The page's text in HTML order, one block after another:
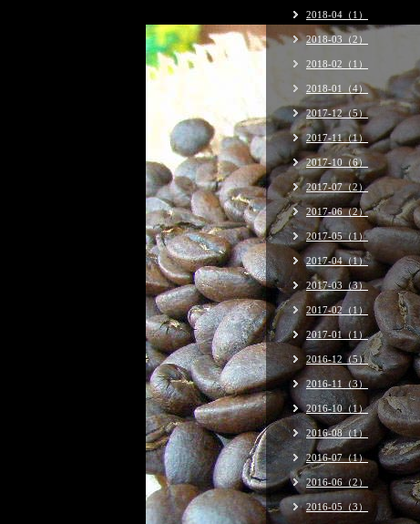
2018-04（1）
2018-03（2）
2018-02（1）
2018-01（4）
2017-12（5）
2017-11（1）
2017-10（6）
2017-07（2）
2017-06（2）
2017-05（1）
2017-04（1）
2017-03（3）
2017-02（1）
2017-01（1）
2016-12（5）
2016-11（3）
2016-10（1）
2016-08（1）
2016-07（1）
2016-06（2）
2016-05（3）